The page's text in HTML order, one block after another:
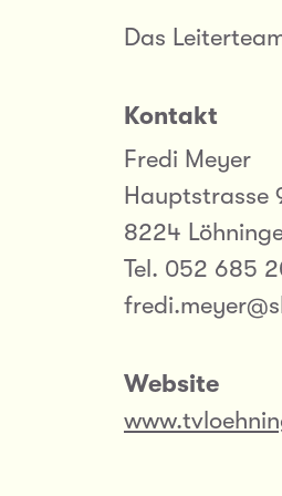
Das
Kontakt
Fredi Meyer
Hauptstrasse
8224
Tel. 052 685
Website